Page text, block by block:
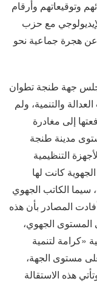
وتوقيعاتهم وأرقام
مع حزب
عن هجرة جماعية نحو
جهة طنجة تطوان
والتنمية، ولم
إلى مغادرة
مدينة طنجة
التنظيمية
كانت لها
الكاتب الجهوي
المصادر بأن هذه
الجهوي،
«كرامة لتنمية
مستوى الجهة،
هذه الاستقالة